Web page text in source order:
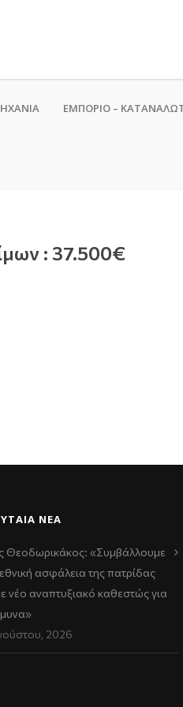
ΕΜΠΟΡΙΟ –
: 37.500€
ΝΈΑ
Θεοδωρικάκος: «Συμβάλλουμε
ασφάλεια της πατρίδας
νέο αναπτυξιακό καθεστώς για
2026